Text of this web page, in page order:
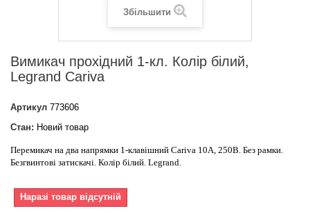
Збільшити
Вимикач прохідний 1-кл. Колір білий,
Legrand Cariva
Артикул 773606
Стан: Новий товар
Перемикач на два напрямки 1-клавішний Cariva 10А, 250В. Без рамки.
Безгвинтові затискачі. Колір білий. Legrand.
Наразі товар відсутній